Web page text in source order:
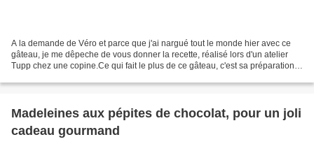
A la demande de Véro et parce que j'ai nargué tout le monde hier avec ce
gâteau, je me dêpeche de vous donner la recette, réalisé lors d'un atelier
Tupp chez une copine.Ce qui fait le plus de ce gâteau, c'est sa préparation
Madeleines aux pépites de chocolat, pour un joli
cadeau gourmand